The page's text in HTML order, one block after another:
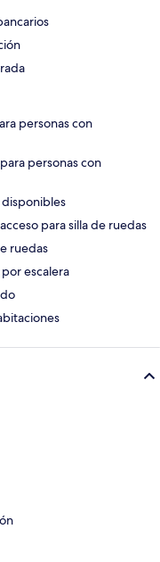
personas con
personas con
para silla de ruedas
ruedas
escalera